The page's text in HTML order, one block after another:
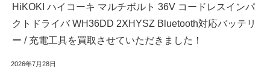
HiKOKI ハイコーキ マルチボルト 36V コードレスインパ
クトドライバ WH36DD 2XHYSZ Bluetooth対応バッテリ
ー / 充電工具を買取させていただきました！
2026年7月28日